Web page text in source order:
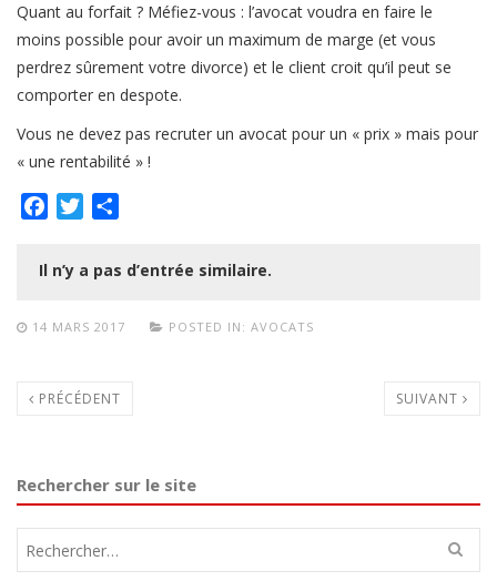
Quant au forfait ? Méfiez-vous : l’avocat voudra en faire le
moins possible pour avoir un maximum de marge (et vous
perdrez sûrement votre divorce) et le client croit qu’il peut se
comporter en despote.
Vous ne devez pas recruter un avocat pour un « prix » mais pour
« une rentabilité » !
FacebookTwitter
Il n’y a pas d’entrée similaire.
14 MARS 2017 POSTED IN: AVOCATS
PRÉCÉDENT SUIVANT
Rechercher sur le site